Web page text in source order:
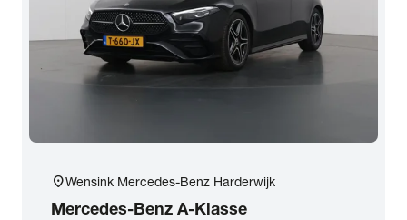
location_onWensink Mercedes-Benz Harderwijk
Mercedes-Benz A-Klasse